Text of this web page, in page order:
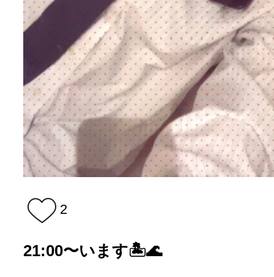
2
21:00〜います🏝️🌊